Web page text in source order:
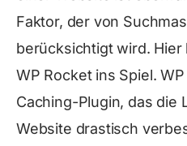
Faktor, der von
berücksichtigt wird. Hier
WP Rocket ins Spiel.
Caching-Plugin, das die
Website drastisch